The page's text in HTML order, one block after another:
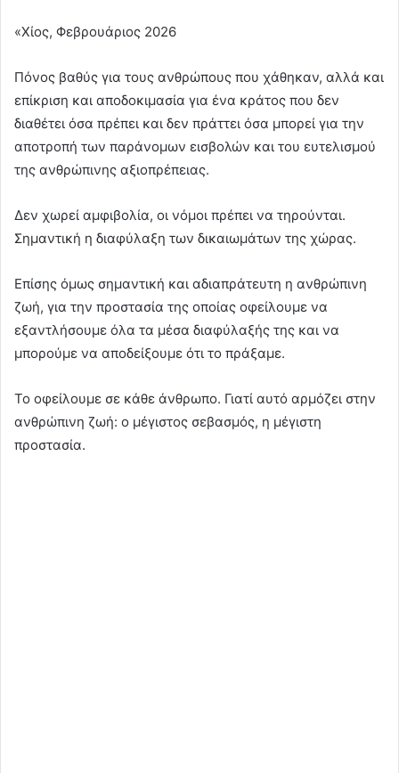
«Χίος, Φεβρουάριος 2026
Πόνος βαθύς για τους ανθρώπους που χάθηκαν, αλλά και
επίκριση και αποδοκιμασία για ένα κράτος που δεν
διαθέτει όσα πρέπει και δεν πράττει όσα μπορεί για την
αποτροπή των παράνομων εισβολών και του ευτελισμού
της ανθρώπινης αξιοπρέπειας.
Δεν χωρεί αμφιβολία, οι νόμοι πρέπει να τηρούνται.
Σημαντική η διαφύλαξη των δικαιωμάτων της χώρας.
Επίσης όμως σημαντική και αδιαπράτευτη η ανθρώπινη
ζωή, για την προστασία της οποίας οφείλουμε να
εξαντλήσουμε όλα τα μέσα διαφύλαξής της και να
μπορούμε να αποδείξουμε ότι το πράξαμε.
Το οφείλουμε σε κάθε άνθρωπο. Γιατί αυτό αρμόζει στην
ανθρώπινη ζωή: ο μέγιστος σεβασμός, η μέγιστη
προστασία.